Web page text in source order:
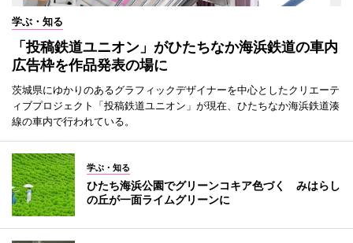
学ぶ・知る
「投稿鉄道ユニオン」がひたちなか海浜鉄道の車内
広告枠を作品発表の場に
茨城県にゆかりのあるグラフィックデザイナーを中心としたクリエーテ
ィブプロジェクト「投稿鉄道ユニオン」が現在、ひたちなか海浜鉄道湊
線の車内で行われている。
学ぶ・知る
ひたち海浜公園でグリーンコキア色づく みはらし
の丘が一面ライムグリーンに